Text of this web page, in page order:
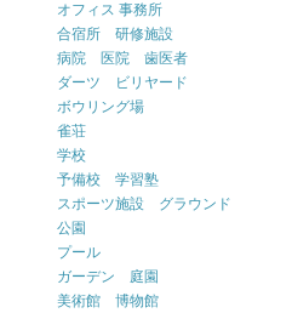
オフィス 事務所
合宿所 研修施設
病院 医院 歯医者
ダーツ ビリヤード
ボウリング場
雀荘
学校
予備校 学習塾
スポーツ施設 グラウンド
公園
プール
ガーデン 庭園
美術館 博物館